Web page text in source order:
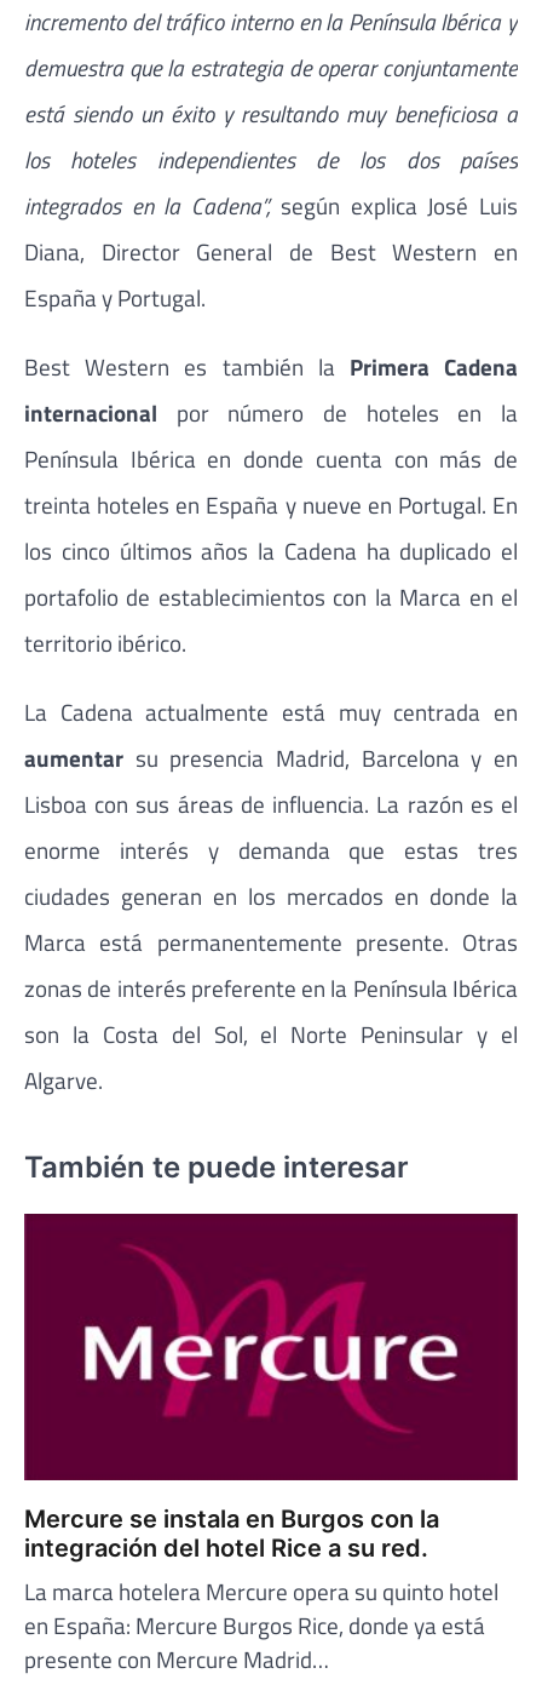
incremento del tráfico interno en la Península Ibérica y
demuestra que la estrategia de operar conjuntamente
está siendo un éxito y resultando muy beneficiosa a
los hoteles independientes de los dos países
integrados en la Cadena”,según explica José Luis
Diana, Director General de Best Western en
España y Portugal.
Best Western es también la Primera Cadena
internacional por número de hoteles en la
Península Ibérica en donde cuenta con más de
treinta hoteles en España y nueve en Portugal. En
los cinco últimos años la Cadena ha duplicado el
portafolio de establecimientos con la Marca en el
territorio ibérico.
La Cadena actualmente está muy centrada en
aumentar su presencia Madrid, Barcelona y en
Lisboa con sus áreas de influencia. La razón es el
enorme interés y demanda que estas tres
ciudades generan en los mercados en donde la
Marca está permanentemente presente. Otras
zonas de interés preferente en la Península Ibérica
son la Costa del Sol, el Norte Peninsular y el
Algarve.
También te puede interesar
Mercure se instala en Burgos con la
integración del hotel Rice a su red.
La marca hotelera Mercure opera su quinto hotel
en España: Mercure Burgos Rice, donde ya está
presente con Mercure Madrid…